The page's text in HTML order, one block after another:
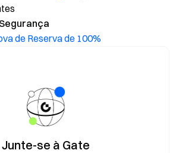
de Reserva de 100%
Junte-se à Gate